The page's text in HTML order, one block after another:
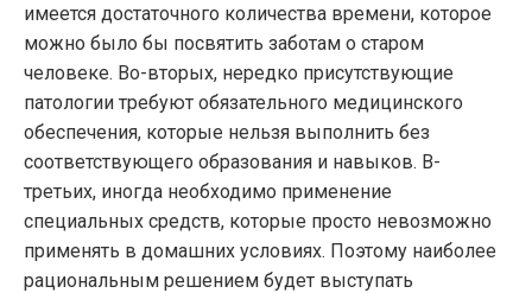
имеется достаточного количества времени, которое
можно было бы посвятить заботам о старом
человеке. Во-вторых, нередко присутствующие
патологии требуют обязательного медицинского
обеспечения, которые нельзя выполнить без
соответствующего образования и навыков. В-
третьих, иногда необходимо применение
специальных средств, которые просто невозможно
применять в домашних условиях. Поэтому наиболее
рациональным решением будет выступать